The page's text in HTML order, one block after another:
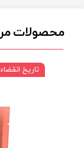
محصولات
تاریخ انقضاء : 03/